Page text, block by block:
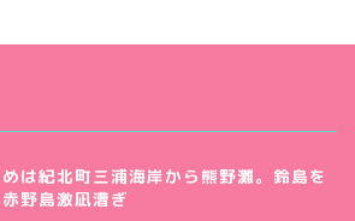
は紀北町三浦海岸から熊野灘。鈴島を
野島激凪漕ぎ